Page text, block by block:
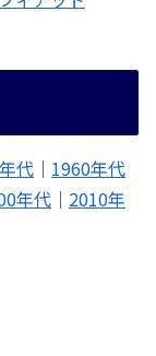
代 ｜ 1960年代
年代 ｜ 2010年